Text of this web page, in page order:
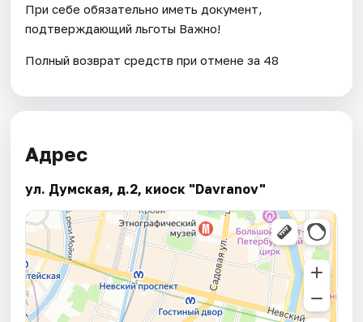
При себе обязательно иметь документ,
подтверждающий льготы Важно!
Полный возврат средств при отмене за 48
Адрес
ул. Думская, д.2, киоск "Davranov"